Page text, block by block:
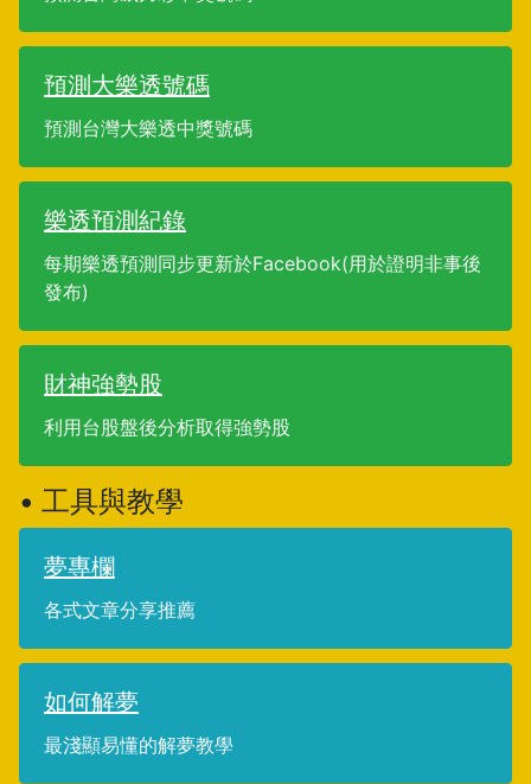
預測大樂透號碼
預測台灣大樂透中獎號碼
樂透預測紀錄
每期樂透預測同步更新於Facebook(用於證明非事後
發布)
財神強勢股
利用台股盤後分析取得強勢股
• 工具與教學
夢專欄
各式文章分享推薦
如何解夢
最淺顯易懂的解夢教學